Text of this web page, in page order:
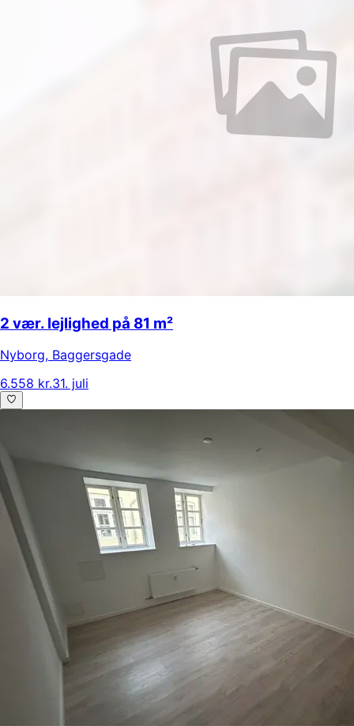
2 vær. lejlighed på 81 m²
Nyborg, Baggersgade
6.558 kr.31. juli